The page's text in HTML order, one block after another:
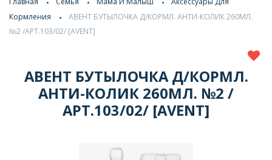
Кормления
АВЕНТ БУТЫЛОЧКА Д/КОРМЛ. АНТИ-КОЛИК 260МЛ.
№2 /АРТ.103/02/ [AVENT]
АВЕНТ БУТЫЛОЧКА Д/КОРМЛ.
АНТИ-КОЛИК 260МЛ. №2 /
АРТ.103/02/ [AVENT]